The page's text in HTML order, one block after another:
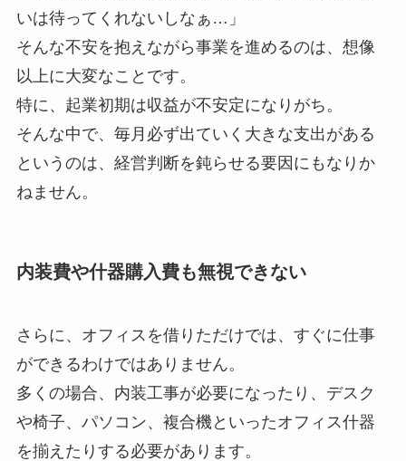
いは待ってくれないしなぁ…」
そんな不安を抱えながら事業を進めるのは、想像
以上に大変なことです。
特に、起業初期は収益が不安定になりがち。
そんな中で、毎月必ず出ていく大きな支出がある
というのは、経営判断を鈍らせる要因にもなりか
ねません。
内装費や什器購入費も無視できない
さらに、オフィスを借りただけでは、すぐに仕事
ができるわけではありません。
多くの場合、内装工事が必要になったり、デスク
や椅子、パソコン、複合機といったオフィス什器
を揃えたりする必要があります。